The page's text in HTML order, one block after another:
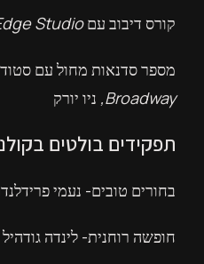
קורס דיבוב עםStudio
מספר סדנאות מחול עם
Broadway, ניו יורק
תפקידים בולטים
בחורים טובים- נעמי
חופשה רוחנית- לינדה